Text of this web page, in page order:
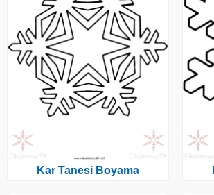
Kar Tanesi Boyama